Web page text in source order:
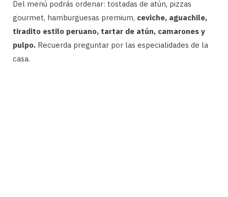
Del menú podrás ordenar: tostadas de atún, pizzas
gourmet, hamburguesas premium, ceviche, aguachile,
tiradito estilo peruano, tartar de atún, camarones y
pulpo. Recuerda preguntar por las especialidades de la
casa.